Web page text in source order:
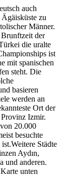
auch
zu
Männer.
der
die uralte
ist
mit spanischen
steht. Die
basieren
werden an
Ort der
Izmir.
20.000
besuchte
Städte
Aydın,
und anderen.
unten